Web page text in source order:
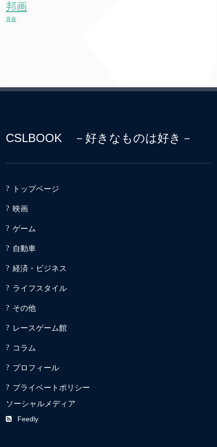
邦画
青春
CSLBOOK －好きなものは好き－
トップページ
映画
ゲーム
自動車
経済・ビジネス
ライフスタイル
その他
レースゲーム館
コラム
プロフィール
プライベートポリシー
ソーシャルメディア
Feedly